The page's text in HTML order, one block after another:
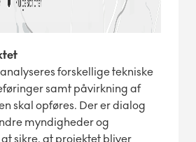
forskellige tekniske
samt påvirkning af
skal opføres. Der er dialog
myndigheder og
sikre, at projektet bliver